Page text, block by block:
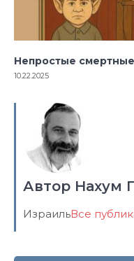
Непростые
10.22.2025
Автор Нахум
ИзраильВсе